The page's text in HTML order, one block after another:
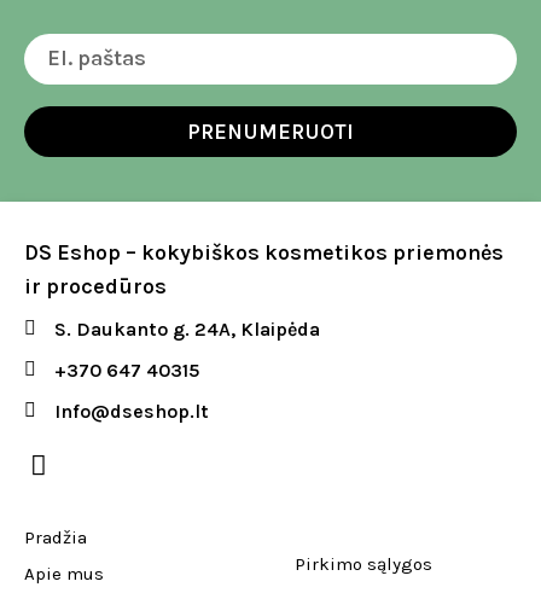
PRENUMERUOTI
DS Eshop – kokybiškos kosmetikos priemonės
ir procedūros
S. Daukanto g. 24A, Klaipėda
+370 647 40315
Info@dseshop.lt
Pradžia
Apie mus
Pirkimo sąlygos